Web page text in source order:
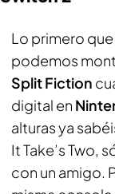
Lo primero
podemos
Split Fiction
digital en
alturas ya
It Take’s Two,
con un amigo.